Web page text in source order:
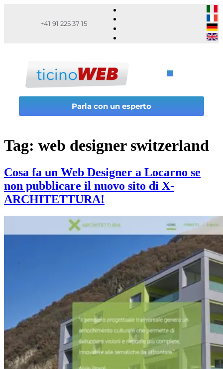
+41 91 225 37 15
Parla con un esperto
Tag: web designer switzerland
Cosa fa un Web Designer a Locarno se
non pubblicare il nuovo sito di X-
ARCHITETTURA!